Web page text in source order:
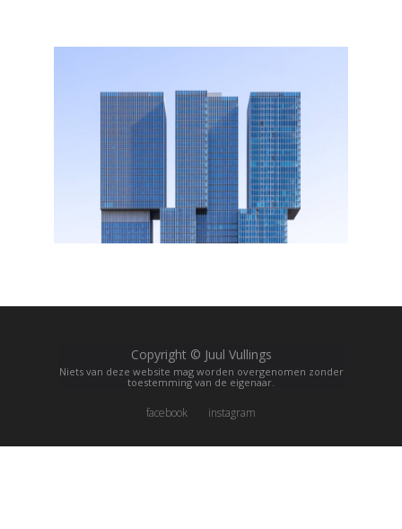
Copyright © Juul Vullings
Niets van deze website mag worden overgenomen zonder
toestemming van de eigenaar.
facebook instagram